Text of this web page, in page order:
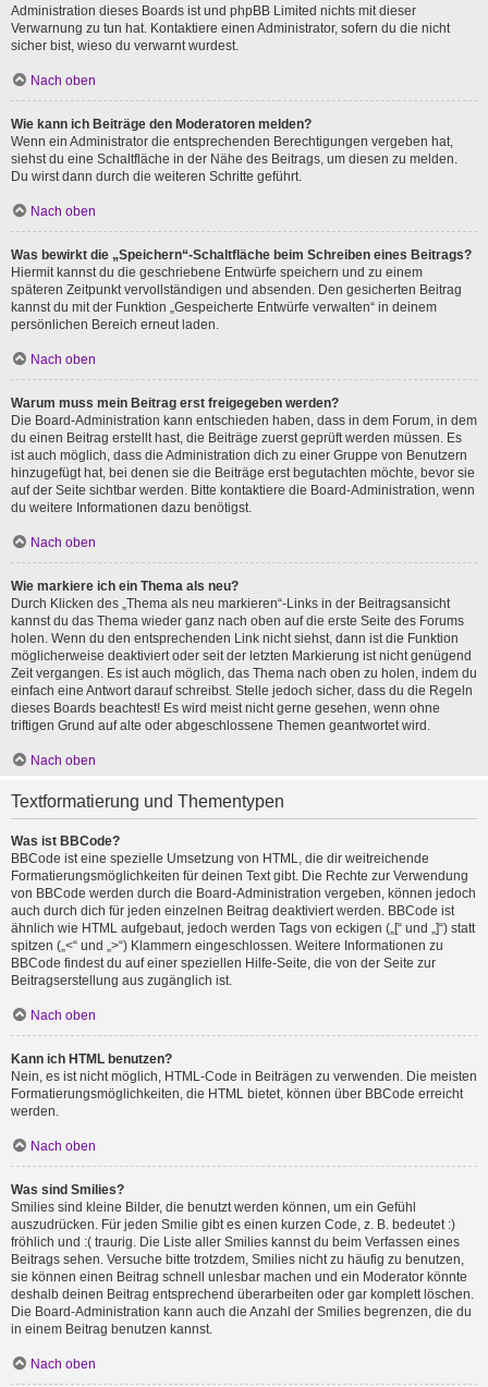
Administration dieses Boards ist und phpBB Limited nichts mit dieser
Verwarnung zu tun hat. Kontaktiere einen Administrator, sofern du die nicht
sicher bist, wieso du verwarnt wurdest.
Nach oben
Wie kann ich Beiträge den Moderatoren melden?
Wenn ein Administrator die entsprechenden Berechtigungen vergeben hat,
siehst du eine Schaltfläche in der Nähe des Beitrags, um diesen zu melden.
Du wirst dann durch die weiteren Schritte geführt.
Nach oben
Was bewirkt die „Speichern“-Schaltfläche beim Schreiben eines Beitrags?
Hiermit kannst du die geschriebene Entwürfe speichern und zu einem
späteren Zeitpunkt vervollständigen und absenden. Den gesicherten Beitrag
kannst du mit der Funktion „Gespeicherte Entwürfe verwalten“ in deinem
persönlichen Bereich erneut laden.
Nach oben
Warum muss mein Beitrag erst freigegeben werden?
Die Board-Administration kann entschieden haben, dass in dem Forum, in dem
du einen Beitrag erstellt hast, die Beiträge zuerst geprüft werden müssen. Es
ist auch möglich, dass die Administration dich zu einer Gruppe von Benutzern
hinzugefügt hat, bei denen sie die Beiträge erst begutachten möchte, bevor sie
auf der Seite sichtbar werden. Bitte kontaktiere die Board-Administration, wenn
du weitere Informationen dazu benötigst.
Nach oben
Wie markiere ich ein Thema als neu?
Durch Klicken des „Thema als neu markieren“-Links in der Beitragsansicht
kannst du das Thema wieder ganz nach oben auf die erste Seite des Forums
holen. Wenn du den entsprechenden Link nicht siehst, dann ist die Funktion
möglicherweise deaktiviert oder seit der letzten Markierung ist nicht genügend
Zeit vergangen. Es ist auch möglich, das Thema nach oben zu holen, indem du
einfach eine Antwort darauf schreibst. Stelle jedoch sicher, dass du die Regeln
dieses Boards beachtest! Es wird meist nicht gerne gesehen, wenn ohne
triftigen Grund auf alte oder abgeschlossene Themen geantwortet wird.
Nach oben
Textformatierung und Thementypen
Was ist BBCode?
BBCode ist eine spezielle Umsetzung von HTML, die dir weitreichende
Formatierungsmöglichkeiten für deinen Text gibt. Die Rechte zur Verwendung
von BBCode werden durch die Board-Administration vergeben, können jedoch
auch durch dich für jeden einzelnen Beitrag deaktiviert werden. BBCode ist
ähnlich wie HTML aufgebaut, jedoch werden Tags von eckigen („[“ und „]“) statt
spitzen („<“ und „>“) Klammern eingeschlossen. Weitere Informationen zu
BBCode findest du auf einer speziellen Hilfe-Seite, die von der Seite zur
Beitragserstellung aus zugänglich ist.
Nach oben
Kann ich HTML benutzen?
Nein, es ist nicht möglich, HTML-Code in Beiträgen zu verwenden. Die meisten
Formatierungsmöglichkeiten, die HTML bietet, können über BBCode erreicht
werden.
Nach oben
Was sind Smilies?
Smilies sind kleine Bilder, die benutzt werden können, um ein Gefühl
auszudrücken. Für jeden Smilie gibt es einen kurzen Code, z. B. bedeutet :)
fröhlich und :( traurig. Die Liste aller Smilies kannst du beim Verfassen eines
Beitrags sehen. Versuche bitte trotzdem, Smilies nicht zu häufig zu benutzen,
sie können einen Beitrag schnell unlesbar machen und ein Moderator könnte
deshalb deinen Beitrag entsprechend überarbeiten oder gar komplett löschen.
Die Board-Administration kann auch die Anzahl der Smilies begrenzen, die du
in einem Beitrag benutzen kannst.
Nach oben